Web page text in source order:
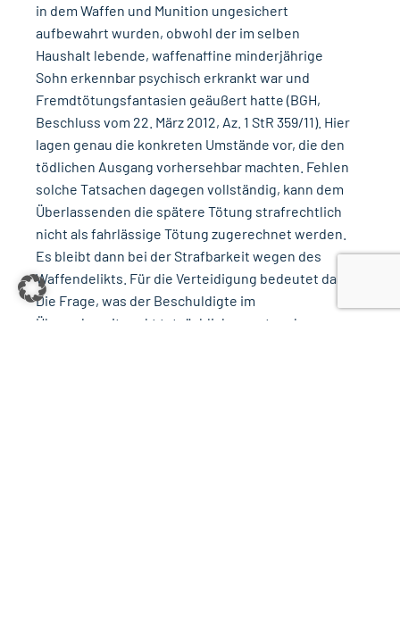
in dem Waffen und Munition ungesichert
aufbewahrt wurden, obwohl der im selben
Haushalt lebende, waffenaffine minderjährige
Sohn erkennbar psychisch erkrankt war und
Fremdtötungsfantasien geäußert hatte (BGH,
Beschluss vom 22. März 2012, Az. 1 StR 359/11). Hier
lagen genau die konkreten Umstände vor, die den
tödlichen Ausgang vorhersehbar machten. Fehlen
solche Tatsachen dagegen vollständig, kann dem
Überlassenden die spätere Tötung strafrechtlich
nicht als fahrlässige Tötung zugerechnet werden.
Es bleibt dann bei der Strafbarkeit wegen des
Waffendelikts. Für die Verteidigung bedeutet das:
Die Frage, was der Beschuldigte im
Übergabezeitpunkt tatsächlich wusste oder